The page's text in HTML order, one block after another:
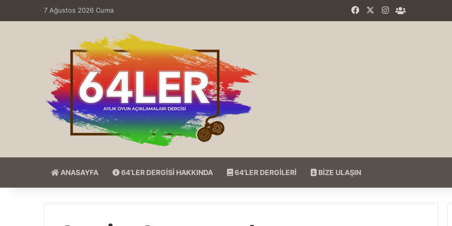
7 Ağustos 2026 Cuma FacebookInstagram
64'LER
ANASAYFA 64’LER DERGİSİ HAKKINDA 64’LER DERGİLERİ BİZE ULAŞIN